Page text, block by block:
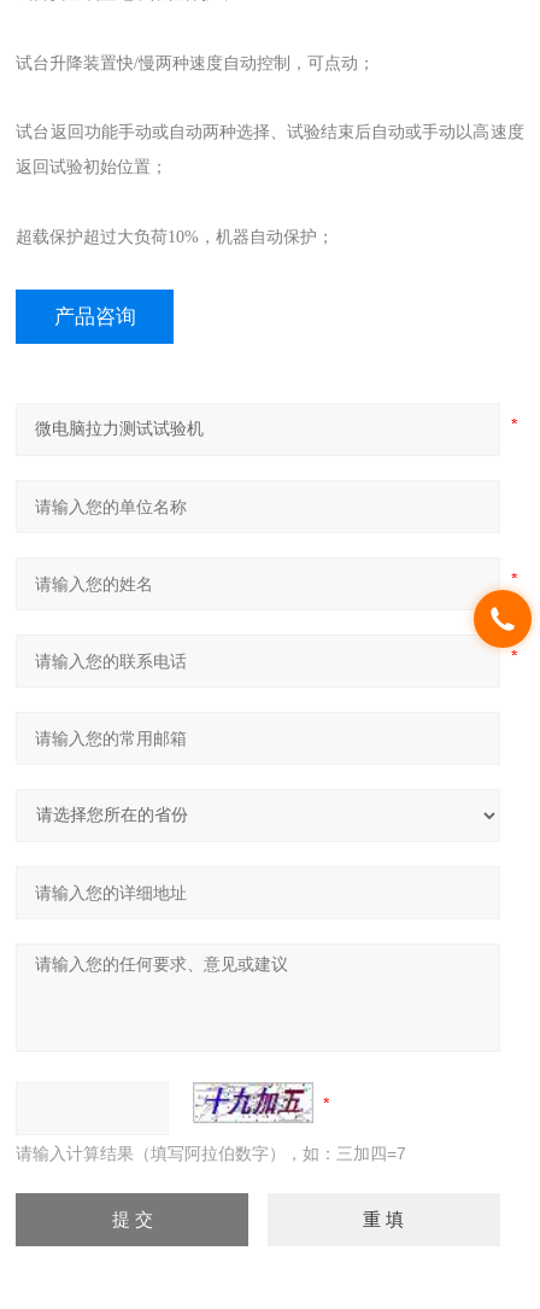
试台升降装置快/慢两种速度自动控制，可点动；
试台返回功能手动或自动两种选择、试验结束后自动或手动以高速度
返回试验初始位置；
超载保护超过大负荷10%，机器自动保护；
产品咨询
请输入计算结果（填写阿拉伯数字），如：三加四=7